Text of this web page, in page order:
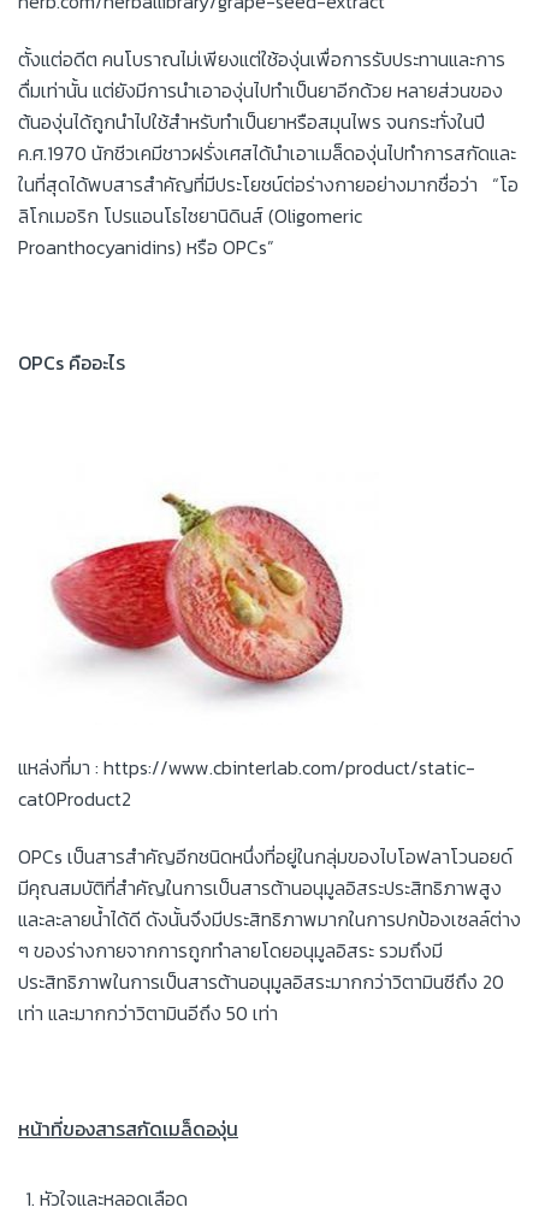
ตั้งแต่อดีต คนโบราณไม่เพียงแต่ใช้องุ่นเพื่อการรับประทานและการ
ดื่มเท่านั้น แต่ยังมีการนำเอาองุ่นไปทำเป็นยาอีกด้วย หลายส่วนของ
ต้นองุ่นได้ถูกนำไปใช้สำหรับทำเป็นยาหรือสมุนไพร จนกระทั่งในปี
ค.ศ.1970 นักชีวเคมีชาวฝรั่งเศสได้นำเอาเมล็ดองุ่นไปทำการสกัดและ
ในที่สุดได้พบสารสำคัญที่มีประโยชน์ต่อร่างกายอย่างมากชื่อว่า “โอ
ลิโกเมอริก โปรแอนโธไซยานิดินส์ (Oligomeric
Proanthocyanidins) หรือ OPCs”
OPCs คืออะไร
แหล่งที่มา : https://www.cbinterlab.com/product/static-
cat0Product2
OPCs เป็นสารสำคัญอีกชนิดหนึ่งที่อยู่ในกลุ่มของไบโอฟลาโวนอยด์
มีคุณสมบัติที่สำคัญในการเป็นสารต้านอนุมูลอิสระประสิทธิภาพสูง
และละลายน้ำได้ดี ดังนั้นจึงมีประสิทธิภาพมากในการปกป้องเซลล์ต่าง
ๆ ของร่างกายจากการถูกทำลายโดยอนุมูลอิสระ รวมถึงมี
ประสิทธิภาพในการเป็นสารต้านอนุมูลอิสระมากกว่าวิตามินซีถึง 20
เท่า และมากกว่าวิตามินอีถึง 50 เท่า
หน้าที่ของสารสกัดเมล็ดองุ่น
หัวใจและหลอดเลือด